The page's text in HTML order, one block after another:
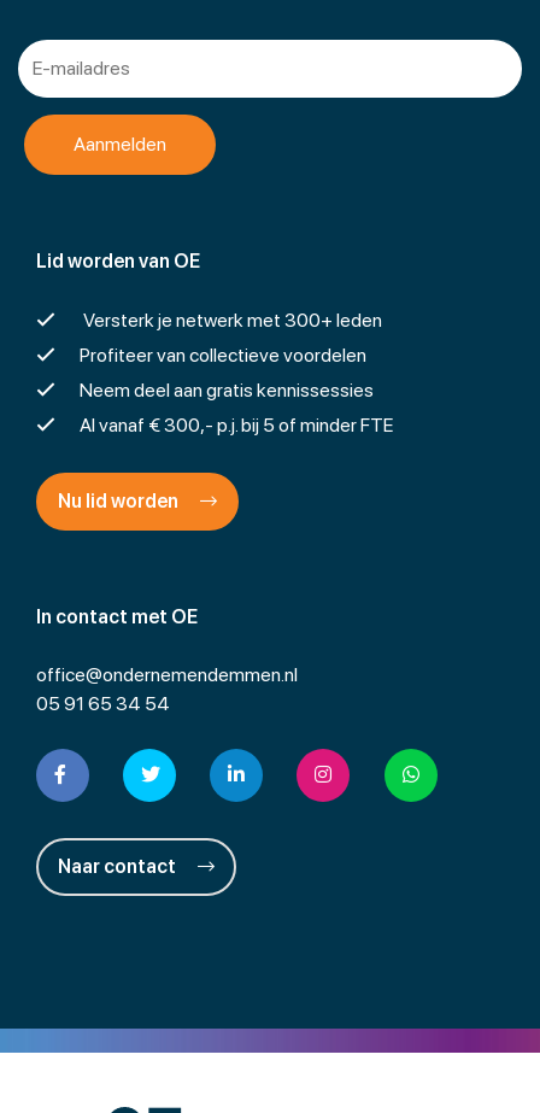
In contact met OE
office@ondernemendemmen.nl
05 91 65 34 54
Naar contact
Lid worden van OE
Versterk je netwerk met 300+ leden
Profiteer van collectieve voordelen
Neem deel aan gratis kennissessies
Al vanaf € 300,- p.j. bij 5 of minder FTE
Nu lid worden